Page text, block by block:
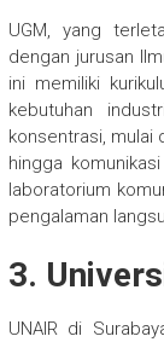
UGM, yang
dengan jurusan
ini memiliki
kebutuhan
konsentrasi, mulai
hingga
laboratorium
pengalaman
3.
UNAIR di